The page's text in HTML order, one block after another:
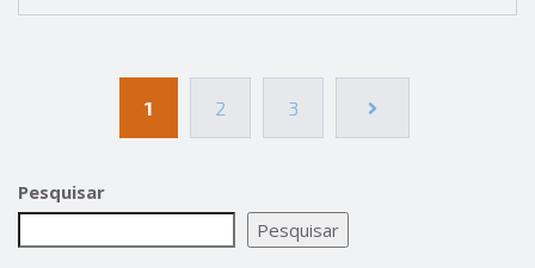
1 2 3
Pesquisar
Pesquisar